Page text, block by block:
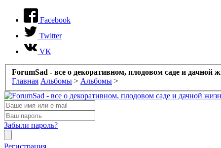
Facebook
Twitter
VK
ForumSad - все о декоративном, плодовом саде и дачной
Главная Альбомы > Альбомы >
Забыли пароль?
Регистрация